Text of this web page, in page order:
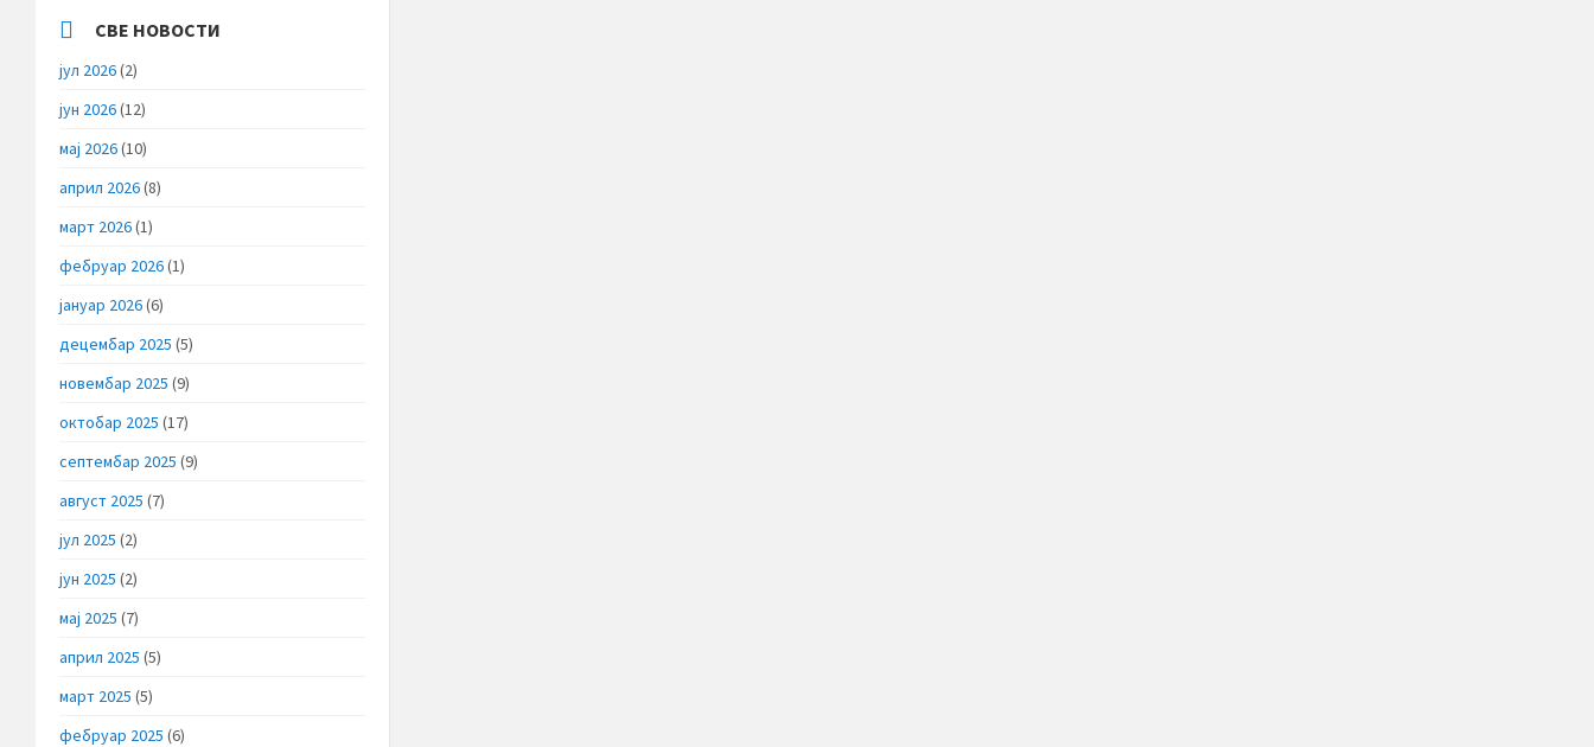
СВЕ НОВОСТИ
јул 2026(2)
јун 2026(12)
мај 2026(10)
април 2026(8)
март 2026(1)
фебруар 2026(1)
јануар 2026(6)
децембар 2025 (5)
новембар 2025 (9)
октобар 2025 (17)
септембар 2025 (9)
август 2025 (7)
јул 2025 (2)
јун 2025 (2)
мај 2025 (7)
април 2025 (5)
март 2025 (5)
фебруар 2025 (6)